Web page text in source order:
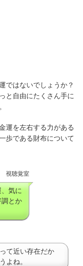
ではないでしょうか？
と自由にたくさん手に
運を左右する力がある
歩である財布について
視聴覚室
気に
とか
て近い存在だか
よね。